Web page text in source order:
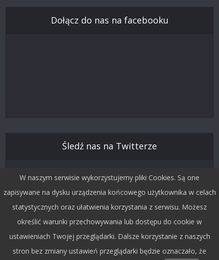
Dołącz do nas na facebooku
Śledź nas na Twitterze
W naszym serwisie wykorzystujemy pliki Cookies. Są one
zapisywane na dysku urządzenia końcowego użytkownika w celach
statystycznych oraz ułatwienia korzystania z serwisu. Możesz
określić warunki przechowywania lub dostępu do cookie w
ustawieniach Twojej przeglądarki. Dalsze korzystanie z naszych
stron bez zmiany ustawień przeglądarki będzie oznaczało, że